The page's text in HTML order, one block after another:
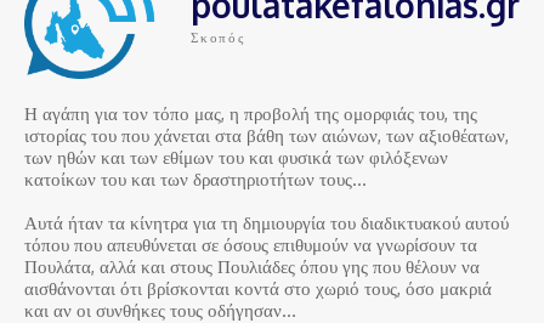
Σκοπός
Η αγάπη για τον τόπο μας, η προβολή της ομορφιάς του, της
ιστορίας του που χάνεται στα βάθη των αιώνων, των αξιοθέατων,
των ηθών και των εθίμων του και φυσικά των φιλόξενων
κατοίκων του και των δραστηριοτήτων τους…
Αυτά ήταν τα κίνητρα για τη δημιουργία του διαδικτυακού αυτού
τόπου που απευθύνεται σε όσους επιθυμούν να γνωρίσουν τα
Πουλάτα, αλλά και στους Πουλιάδες όπου γης που θέλουν να
αισθάνονται ότι βρίσκονται κοντά στο χωριό τους, όσο μακριά
και αν οι συνθήκες τους οδήγησαν…